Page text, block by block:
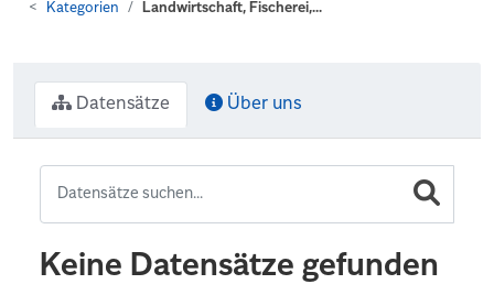
Kategorien Landwirtschaft, Fischerei,...
Datensätze Über uns
Keine Datensätze gefunden